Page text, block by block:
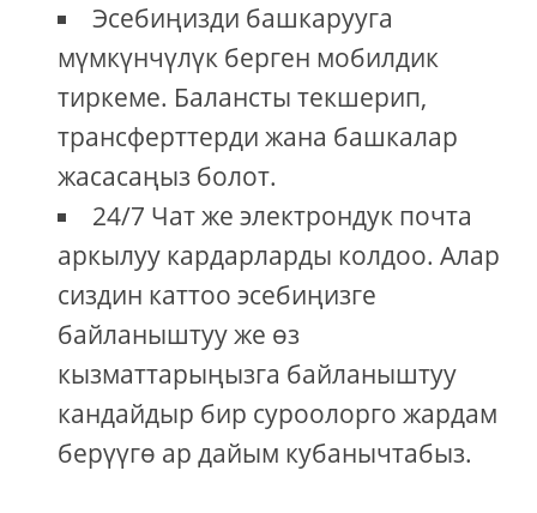
Эсебиңизди башкарууга
мүмкүнчүлүк берген мобилдик
тиркеме. Балансты текшерип,
трансферттерди жана башкалар
жасасаңыз болот.
24/7 Чат же электрондук почта
аркылуу кардарларды колдоо. Алар
сиздин каттоо эсебиңизге
байланыштуу же өз
кызматтарыңызга байланыштуу
кандайдыр бир суроолорго жардам
берүүгө ар дайым кубанычтабыз.